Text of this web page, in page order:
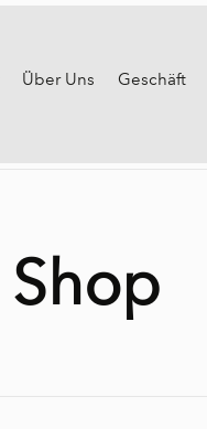
Über Uns Geschäft
Shop